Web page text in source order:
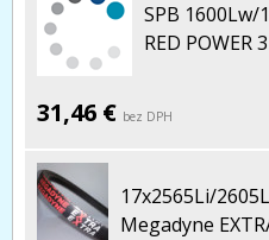
SPB
RED POWER 3
31,46 € bez DPH
17x2565Li/
Megadyne